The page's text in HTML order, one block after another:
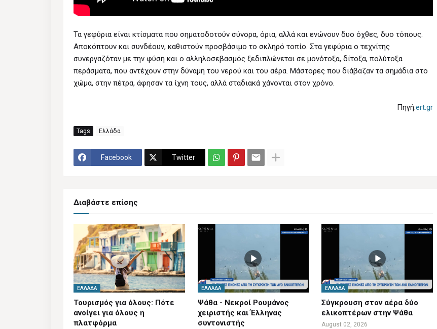
Τα γεφύρια είναι κτίσματα που σηματοδοτούν σύνορα, όρια, αλλά και ενώνουν δυο όχθες, δυο τόπους.
Αποκόπτουν και συνδέουν, καθιστούν προσβάσιμο το σκληρό τοπίο. Στα γεφύρια ο τεχνίτης
συνεργαζόταν με την φύση και ο αλληλοσεβασμός ξεδιπλώνεται σε μονότοξα, δίτοξα, πολύτοξα
περάσματα, που αντέχουν στην δύναμη του νερού και του αέρα. Μάστορες που διάβαζαν τα σημάδια στο
χώμα, στην πέτρα, άφησαν τα ίχνη τους, αλλά σταδιακά χάνονται στον χρόνο.
Πηγή:ert.gr
Tags Ελλάδα
Facebook Twitter
Διαβάστε επίσης
ΕΛΛΆΔΑ
Τουρισμός για όλους: Πότε
ανοίγει για όλους η
πλατφόρμα
ΕΛΛΆΔΑ
Ψάθα - Νεκροί Ρουμάνος
χειριστής και Έλληνας
συντονιστής
ΕΛΛΆΔΑ
Σύγκρουση στον αέρα δύο
ελικοπτέρων στην Ψάθα
August 02, 2026